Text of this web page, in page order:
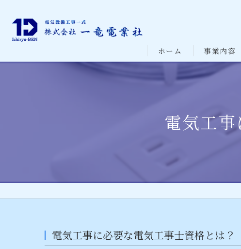
ホーム 事業内容
電気工
電気工事に必要な電気工事士資格とは？